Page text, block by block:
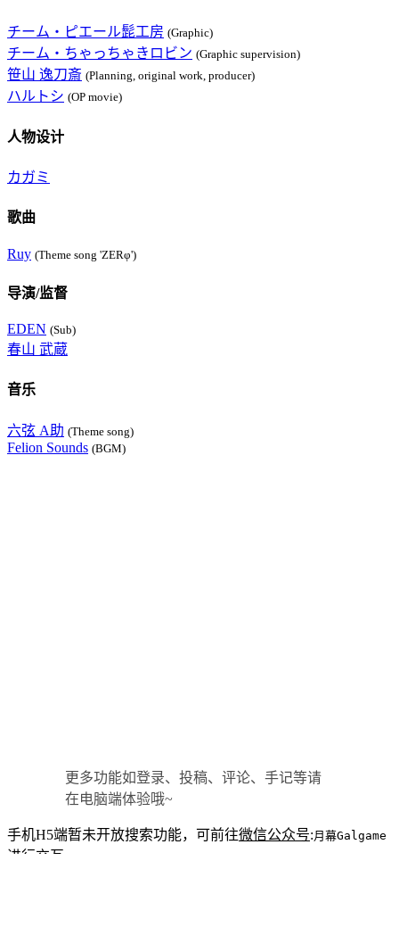
チーム・ピエール髭工房 (Graphic)
チーム・ちゃっちゃきロビン (Graphic supervision)
笹山 逸刀斎 (Planning, original work, producer)
ハルトシ (OP movie)
人物设计
カガミ
歌曲
Ruy (Theme song 'ZERφ')
导演/监督
EDEN (Sub)
春山 武蔵
音乐
六弦 A助 (Theme song)
Felion Sounds (BGM)
更多功能如登录、投稿、评论、手记等请
在电脑端体验哦~
手机H5端暂未开放搜索功能，可前往微信公众号: 月幕Galgame
进行交互。